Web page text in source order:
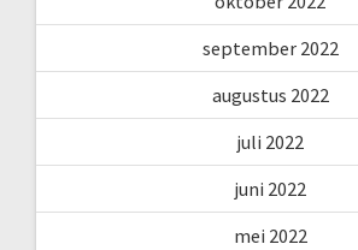
september 2022
augustus 2022
juli 2022
juni 2022
mei 2022